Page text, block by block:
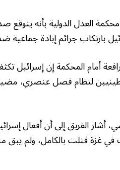
العدل الدولية بأنه
بارتكاب جرائم إبادة
أمام المحكمة إن إسرائيل
وإنها تخضع الفلسطينيين لنظام فصل
الأول الماضي، أشار الفريق إلى أن
في غزة قتلت بالكامل، ولم يبق